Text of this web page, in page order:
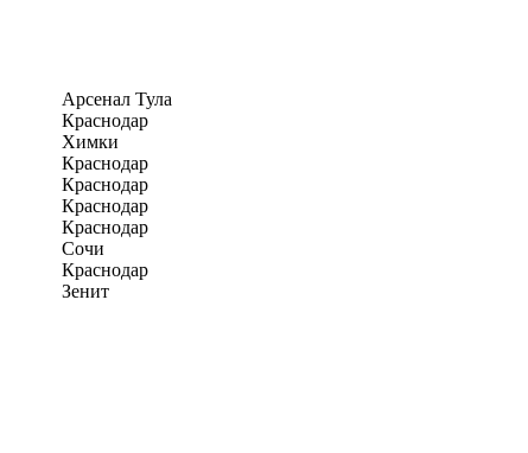
Арсенал Тула
Краснодар
Химки
Краснодар
Краснодар
Краснодар
Краснодар
Сочи
Краснодар
Зенит